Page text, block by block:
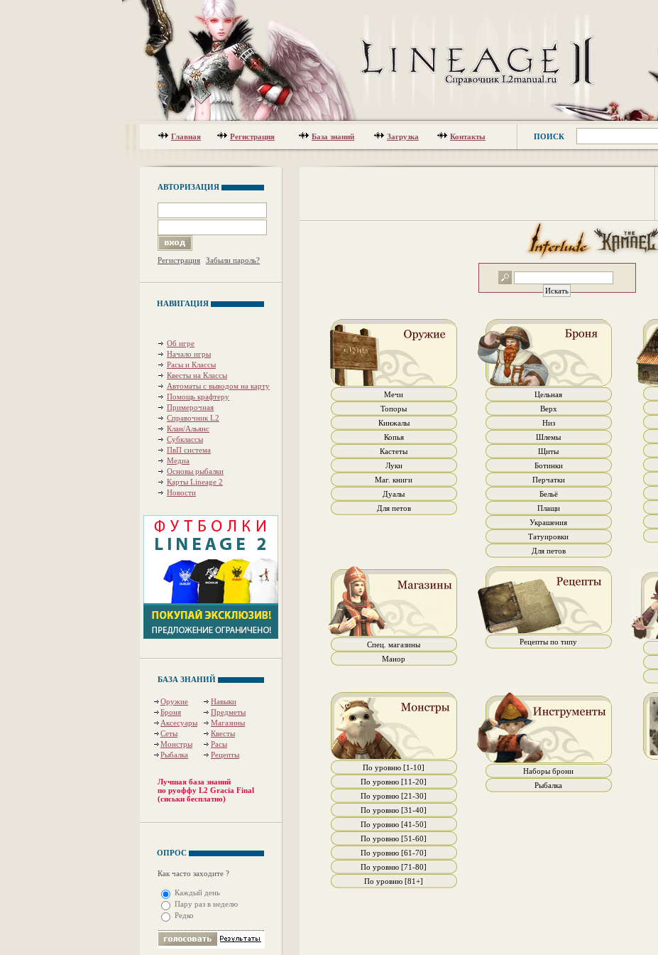
Главная Регистрация База знаний Загрузка Контакты ПОИСК
АВТОРИЗАЦИЯ
Регистрация Забыли пароль?
НАВИГАЦИЯ
Об игре
Начало игры
Расы и Классы
Квесты на Классы
Автоматы с выводом на карту
Помощь крафтеру
Примерочная
Справочник L2
Клан/Альянс
Субклассы
ПвП система
Медиа
Основы рыбалки
Карты Lineage 2
Новости
БАЗА ЗНАНИЙ
Оружие
Навыки
Броня
Предметы
Аксесуары
Магазины
Сеты
Квесты
Монстры
Расы
Рыбалка
Рецепты
Лучшая база знаний
по руоффу L2 Gracia Final
(сиськи бесплатно)
ОПРОС
Как часто заходите ?
Каждый день
Пару раз в неделю
Редко
Мечи
Топоры
Кинжалы
Копья
Кастеты
Луки
Маг. книги
Дуалы
Для петов
Цельная
Верх
Низ
Шлемы
Щиты
Ботинки
Перчатки
Бельё
Плащи
Украшения
Татуировки
Для петов
Спец. магазины
Манор
Рецепты по типу
По уровню [1-10]
По уровню [11-20]
По уровню [21-30]
По уровню [31-40]
По уровню [41-50]
По уровню [51-60]
По уровню [61-70]
По уровню [71-80]
По уровню [81+]
Наборы брони
Рыбалка